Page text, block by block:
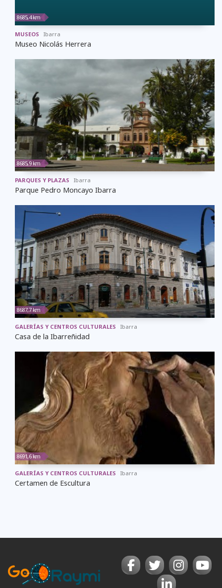
8685,4 km
MUSEOS Ibarra
Museo Nicolás Herrera
8685,9 km
PARQUES Y PLAZAS Ibarra
Parque Pedro Moncayo Ibarra
8687,7 km
GALERÍAS Y CENTROS CULTURALES Ibarra
Casa de la Ibarreñidad
8691,6 km
GALERÍAS Y CENTROS CULTURALES Ibarra
Certamen de Escultura